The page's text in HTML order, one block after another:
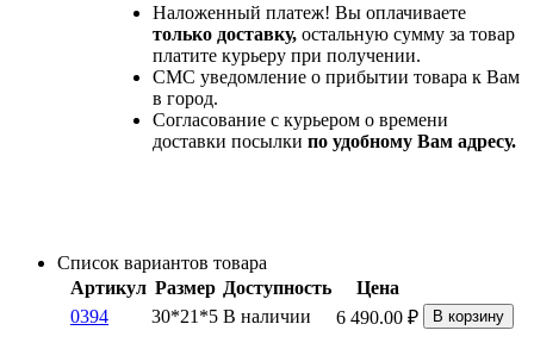
Наложенный платеж! Вы оплачиваете
только доставку, остальную сумму за товар
платите курьеру при получении.
СМС уведомление о прибытии товара к Вам
в город.
Согласование с курьером о времени
доставки посылки по удобному Вам адресу.
Список вариантов товара
Артикул Размер Доступность
Цена
0394
30*21*5 В наличии 6 490.00 ₽ В корзину